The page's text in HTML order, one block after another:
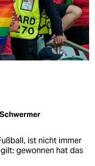
ist nicht immer
gewonnen hat das